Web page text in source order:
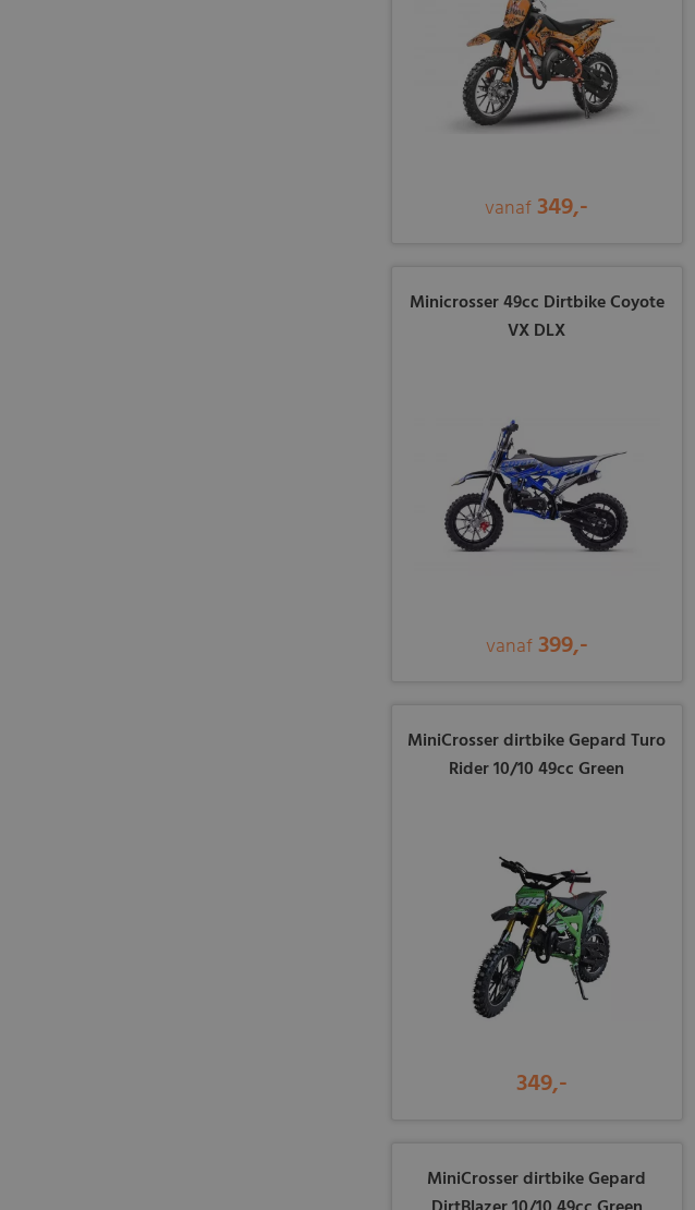
vanaf349,-
Minicrosser 49cc Dirtbike Coyote
VX DLX
vanaf399,-
MiniCrosser dirtbike Gepard Turo
Rider 10/10 49cc Green
349,-
MiniCrosser dirtbike Gepard